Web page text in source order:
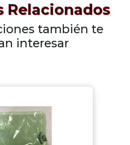
Relacionados
también te
interesar